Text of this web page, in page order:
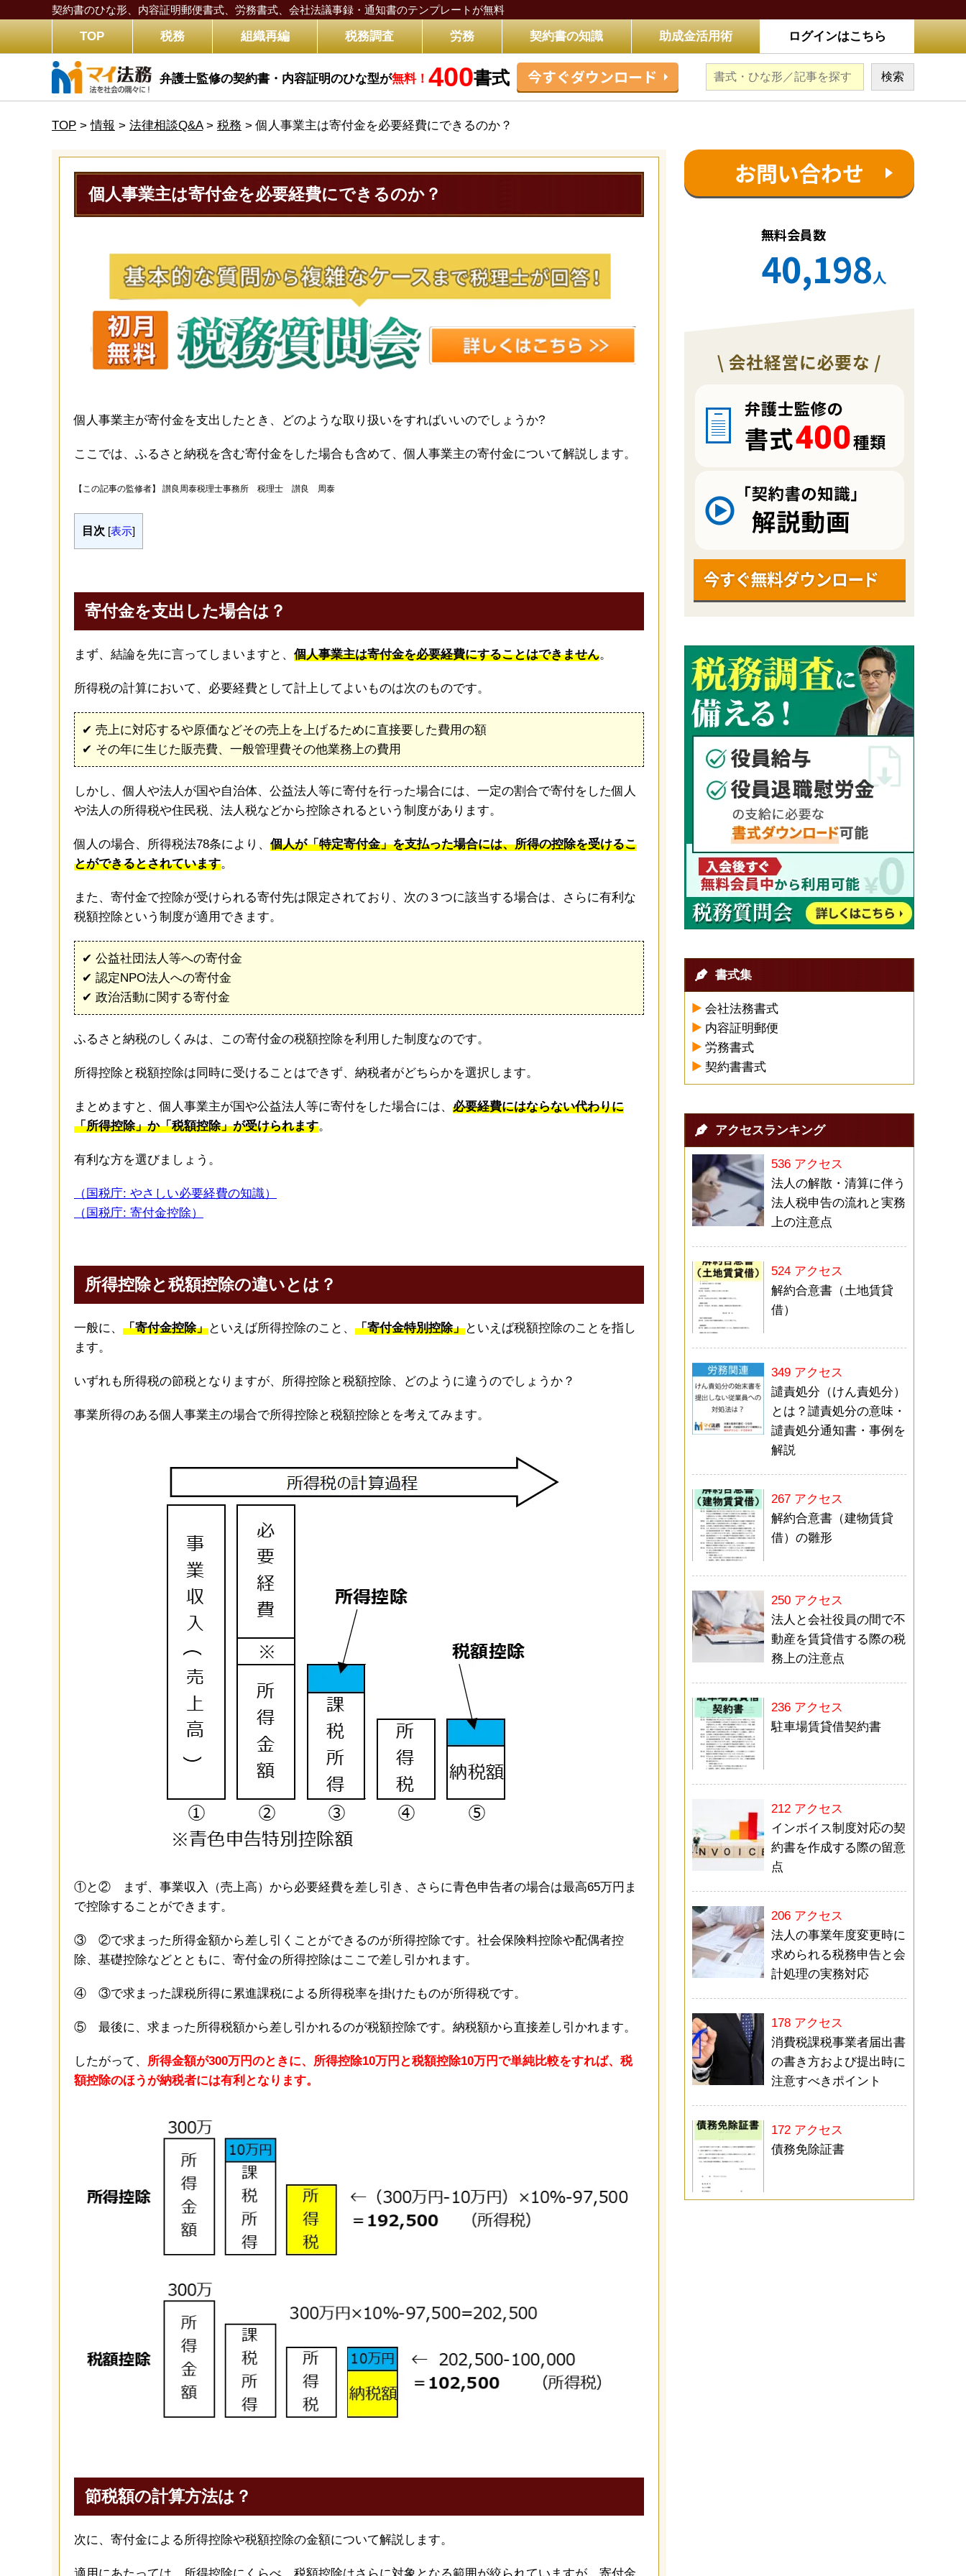
契約書のひな形、内容証明郵便書式、労務書式、 会社法議事録・通知書のテンプレートが無料
TOP 税務 組織再編 税務調査 労務 契約書の知識 助成金活用術 ログインはこちら
弁護士監修の契約書・内容証明のひな型が無料！ 400書式 今すぐダウンロード
TOP >情報 > 法律相談Q&A> 税務 >個人事業主は寄付金を必要経費にできるのか？
個人事業主は寄付金を必要経費にできるのか？
個人事業主が寄付金を支出したとき、どのような取り扱いをすればいいのでしょうか?
ここでは、ふるさと納税を含む寄付金をした場合も含めて、個人事業主の寄付金について解説します。
【この記事の監修者】 讃良周泰税理士事務所 税理士 讃良 周泰
目次 [表示]
寄付金を支出した場合は？
まず、結論を先に言ってしまいますと、 個人事業主は寄付金を必要経費にすることはできません。
所得税の計算において、必要経費として計上してよいものは次のものです。
✔︎ 売上に対応するや原価などその売上を上げるために直接要した費用の額
✔︎ その年に生じた販売費、一般管理費その他業務上の費用
しかし、個人や法人が国や自治体、公益法人等に寄付を行った場合には、一定の割合で寄付をした個人
や法人の所得税や住民税、法人税などから控除されるという制度があります。
個人の場合、所得税法78条により、 個人が「特定寄付金」を支払った場合には、所得の控除を受けるこ
とができるとされています。
また、寄付金で控除が受けられる寄付先は限定されており、次の３つに該当する場合は、さらに有利な
税額控除という制度が適用できます。
✔︎ 公益社団法人等への寄付金
✔︎ 認定NPO法人への寄付金
✔︎ 政治活動に関する寄付金
ふるさと納税のしくみは、この寄付金の税額控除を利用した制度なのです。
所得控除と税額控除は同時に受けることはできず、納税者がどちらかを選択します。
まとめますと、個人事業主が国や公益法人等に寄付をした場合には、 必要経費にはならない代わりに
「所得控除」か「税額控除」が受けられます。
有利な方を選びましょう。
（国税庁: やさしい必要経費の知識）
（国税庁: 寄付金控除）
所得控除と税額控除の違いとは？
一般に、 「寄付金控除」といえば所得控除のこと、 「寄付金特別控除」といえば税額控除のことを指し
ます。
いずれも所得税の節税となりますが、所得控除と税額控除、どのように違うのでしょうか？
事業所得のある個人事業主の場合で所得控除と税額控除とを考えてみます。
①と② まず、事業収入（売上高）から必要経費を差し引き、さらに青色申告者の場合は最高65万円ま
で控除することができます。
③ ②で求まった所得金額から差し引くことができるのが所得控除です。社会保険料控除や配偶者控
除、基礎控除などとともに、寄付金の所得控除はここで差し引かれます。
④ ③で求まった課税所得に累進課税による所得税率を掛けたものが所得税です。
⑤ 最後に、求まった所得税額から差し引かれるのが税額控除です。納税額から直接差し引かれます。
したがって、 所得金額が300万円のときに、所得控除10万円と税額控除10万円で単純比較をすれば、税
額控除のほうが納税者には有利となります。
節税額の計算方法は？
次に、寄付金による所得控除や税額控除の金額について解説します。
お問い合わせ
無料会員数
40,198人
書式集
会社法務書式
内容証明郵便
労務書式
契約書書式
アクセスランキング
536 アクセス
法人の解散・清算に伴う
法人税申告の流れと実務
上の注意点
524 アクセス
解約合意書（土地賃貸
借）
349 アクセス
譴責処分（けん責処分）
とは？譴責処分の意味・
譴責処分通知書・事例を
解説
267 アクセス
解約合意書（建物賃貸
借）の雛形
250 アクセス
法人と会社役員の間で不
動産を賃貸借する際の税
務上の注意点
236 アクセス
駐車場賃貸借契約書
212 アクセス
インボイス制度対応の契
約書を作成する際の留意
点
206 アクセス
法人の事業年度変更時に
求められる税務申告と会
計処理の実務対応
178 アクセス
消費税課税事業者届出書
の書き方および提出時に
注意すべきポイント
172 アクセス
債務免除証書